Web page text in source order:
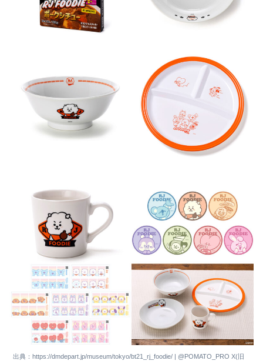
出典：https://dmdepart.jp/museum/tokyo/bt21_rj_foodie/ | @POMATO_PRO X(旧